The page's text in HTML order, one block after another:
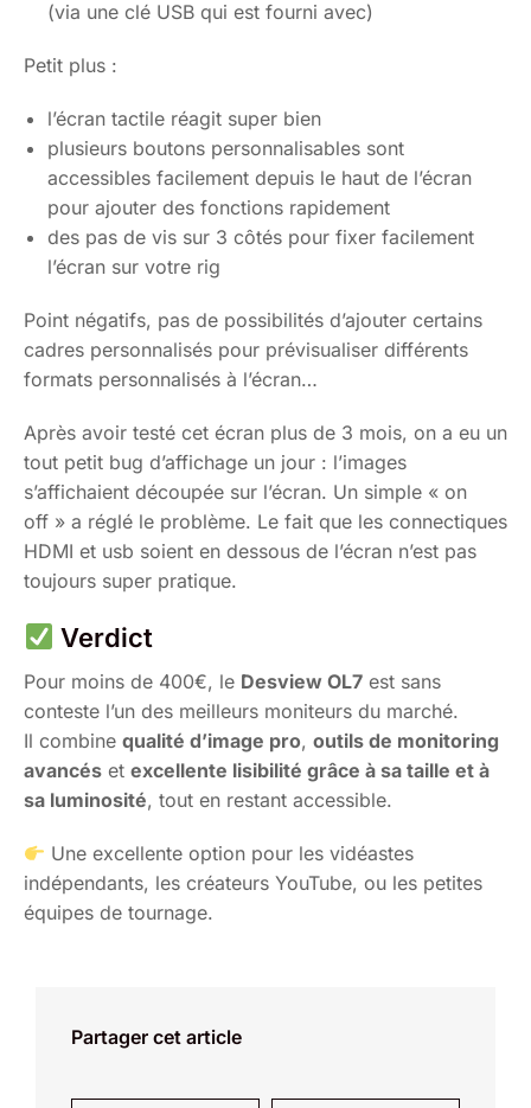
(via une clé USB qui est fourni avec)
Petit plus :
l’écran tactile réagit super bien
plusieurs boutons personnalisables sont
accessibles facilement depuis le haut de l’écran
pour ajouter des fonctions rapidement
des pas de vis sur 3 côtés pour fixer facilement
l’écran sur votre rig
Point négatifs, pas de possibilités d’ajouter certains
cadres personnalisés pour prévisualiser différents
formats personnalisés à l’écran…
Après avoir testé cet écran plus de 3 mois, on a eu un
tout petit bug d’affichage un jour : l’images
s’affichaient découpée sur l’écran. Un simple « on
off » a réglé le problème. Le fait que les connectiques
HDMI et usb soient en dessous de l’écran n’est pas
toujours super pratique.
Verdict
Pour moins de 400€, le Desview OL7 est sans
conteste l’un des meilleurs moniteurs du marché.
Il combine qualité d’image pro, outils de monitoring
avancés et excellente lisibilité grâce à sa taille et à
sa luminosité, tout en restant accessible.
Une excellente option pour les vidéastes
indépendants, les créateurs YouTube, ou les petites
équipes de tournage.
Partager cet article